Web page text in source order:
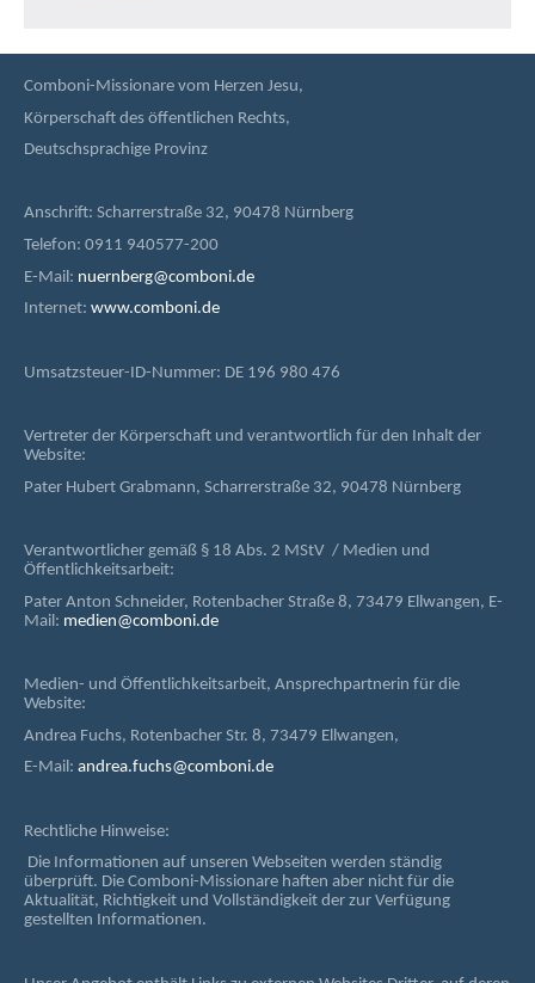
Comboni-Missionare vom Herzen Jesu,
Körperschaft des öffentlichen Rechts,
Deutschsprachige Provinz
Anschrift: Scharrerstraße 32, 90478 Nürnberg
Telefon: 0911 940577-200
E-Mail: nuernberg@comboni.de
Internet: www.comboni.de
Umsatzsteuer-ID-Nummer: DE 196 980 476
Vertreter der Körperschaft und verantwortlich für den Inhalt der
Website:
Pater Hubert Grabmann, Scharrerstraße 32, 90478 Nürnberg
Verantwortlicher gemäß § 18 Abs. 2 MStV / Medien und
Öffentlichkeitsarbeit:
Pater Anton Schneider, Rotenbacher Straße 8, 73479 Ellwangen, E-
Mail: medien@comboni.de
Medien- und Öffentlichkeitsarbeit, Ansprechpartnerin für die
Website:
Andrea Fuchs, Rotenbacher Str. 8, 73479 Ellwangen,
E-Mail: andrea.fuchs@comboni.de
Rechtliche Hinweise:
Die Informationen auf unseren Webseiten werden ständig
überprüft. Die Comboni-Missionare haften aber nicht für die
Aktualität, Richtigkeit und Vollständigkeit der zur Verfügung
gestellten Informationen.